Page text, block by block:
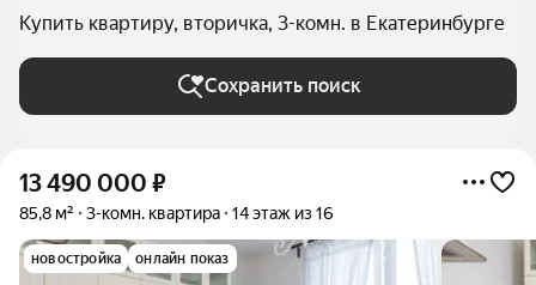
Купить квартиру, вторичка, 3-комн. в Екатеринбурге
Сохранить поиск
13 490 000 ₽
85,8 м² 3-комн. квартира 14 этаж из 16
новостройка онлайн показ